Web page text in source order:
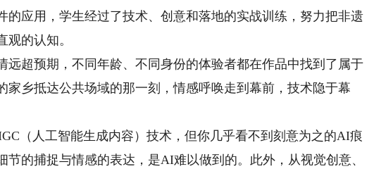
应用，学生经过了技术、创意和落地的实战训练，努力把非遗
的认知。
超预期，不同年龄、不同身份的体验者都在作品中找到了属于
家乡抵达公共场域的那一刻，情感呼唤走到幕前，技术隐于幕
（人工智能生成内容）技术，但你几乎看不到刻意为之的AI痕
的捕捉与情感的表达，是AI难以做到的。此外，从视觉创意、